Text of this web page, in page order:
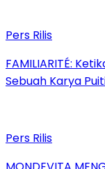
Pers Rilis
FAMILIARITÉ:
Sebuah Karya
Pers Rilis